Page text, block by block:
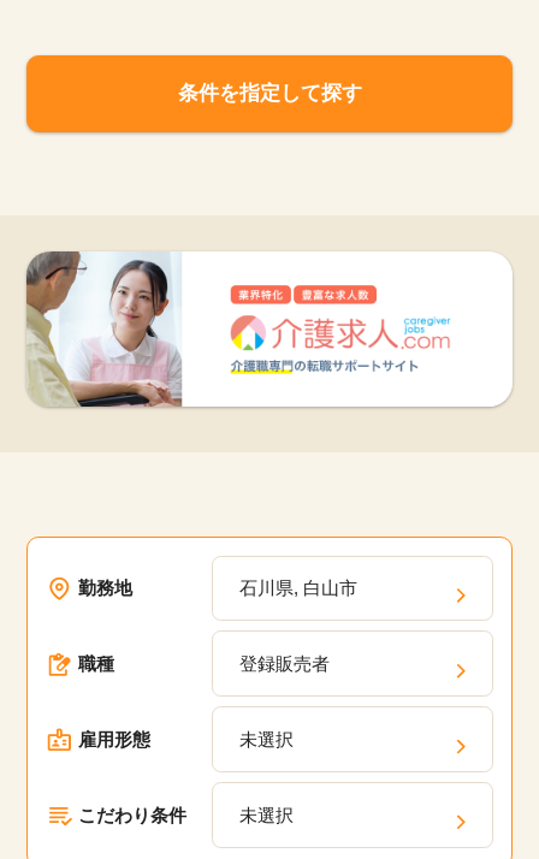
条件を指定して探す
勤務地 石川県, 白山市
職種 登録販売者
雇用形態 未選択
こだわり条件 未選択